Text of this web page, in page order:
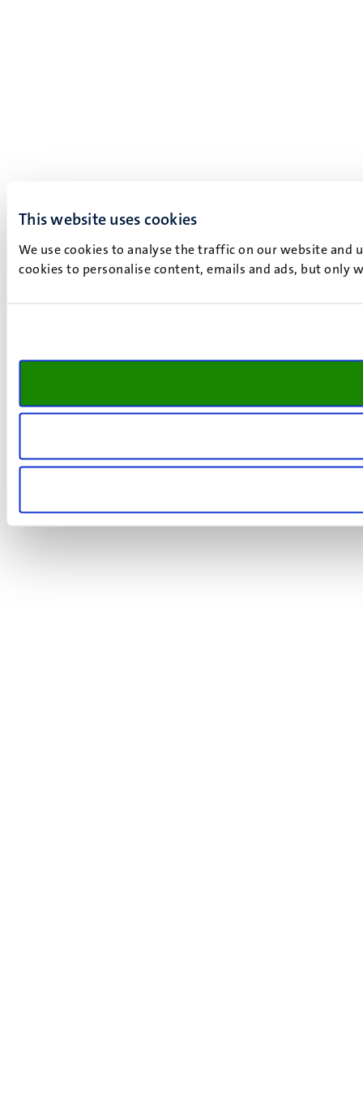
This website uses cookies
We use cookies to analyse the traffic on our website and
cookies to personalise content, emails and ads, but only